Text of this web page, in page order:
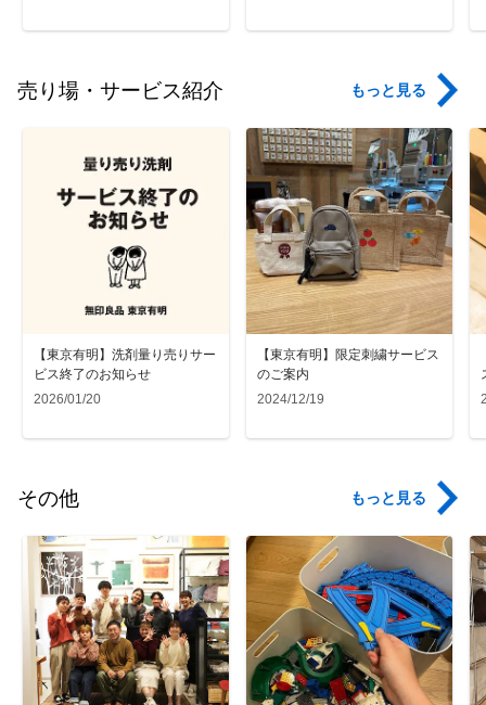
売り場・サービス紹介 もっと見る
【東京有明】洗剤量り売りサー
ビス終了のお知らせ
2026/01/20
【東京有明】限定刺繍サービス
のご案内
2024/12/19
その他 もっと見る